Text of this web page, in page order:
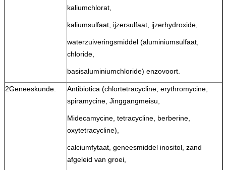
kaliumchlorat,
kaliumsulfaat, ijzersulfaat, ijzerhydroxide,
waterzuiveringsmiddel (aluminiumsulfaat,
chloride,
basisaluminiumchloride) enzovoort.
2Geneeskunde.
Antibiotica (chlortetracycline, erythromycine,
spiramycine, Jinggangmeisu,
Midecamycine, tetracycline, berberine,
oxytetracycline),
calciumfytaat, geneesmiddel inositol, zand
afgeleid van groei,